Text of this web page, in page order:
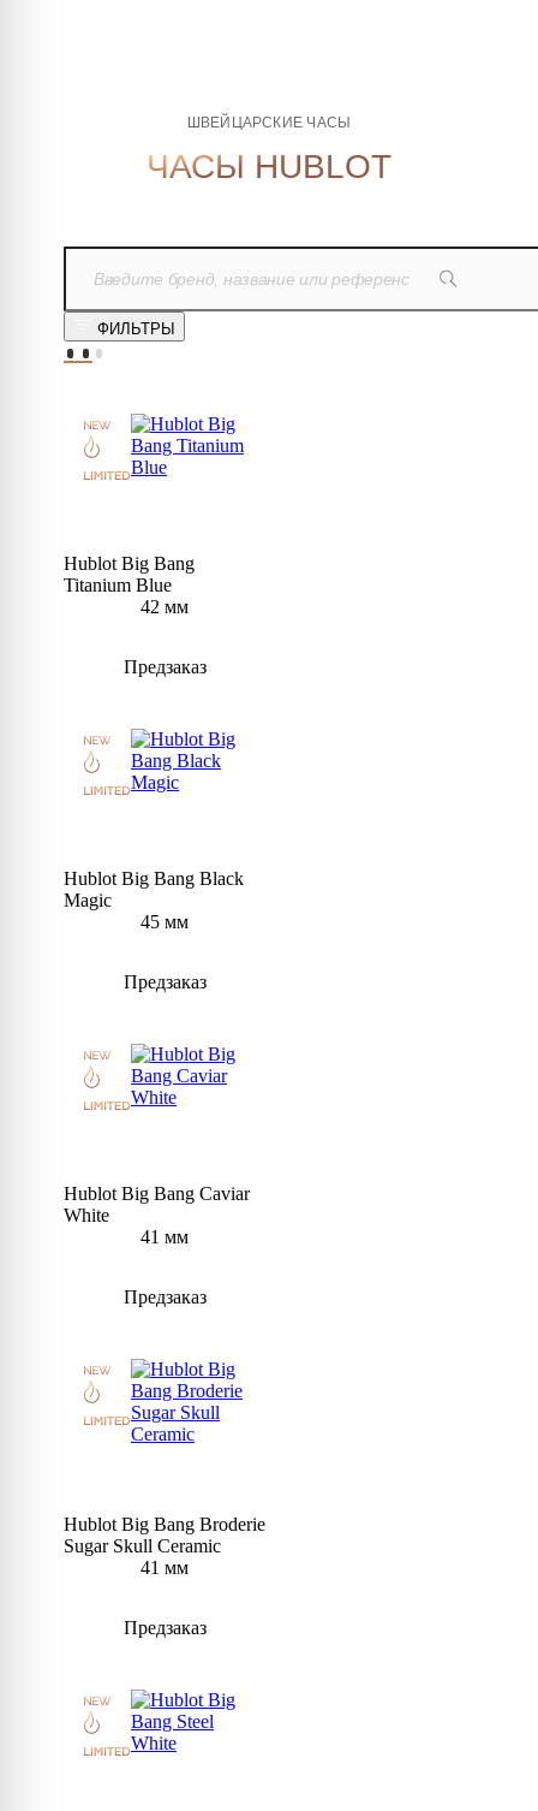
ШВЕЙЦАРСКИЕ ЧАСЫ
ЧАСЫ HUBLOT
ФИЛЬТРЫ
Hublot Big Bang
Titanium Blue
42 мм
Предзаказ
Hublot Big Bang Black
Magic
45 мм
Предзаказ
Hublot Big Bang Caviar
White
41 мм
Предзаказ
Hublot Big Bang Broderie
Sugar Skull Ceramic
41 мм
Предзаказ